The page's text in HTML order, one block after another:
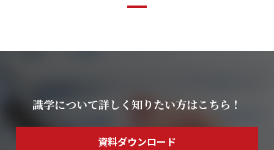
識学について詳しく知りたい方はこちら！
資料ダウンロード